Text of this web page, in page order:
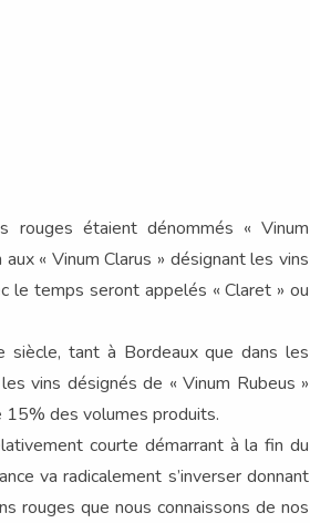
rouges étaient dénommés « Vinum
« Vinum Clarus » désignant les vins
le temps seront appelés « Claret » ou
siècle, tant à Bordeaux que dans les
vins désignés de « Vinum Rubeus »
des volumes produits.
courte démarrant à la fin du
va radicalement s’inverser donnant
rouges que nous connaissons de nos